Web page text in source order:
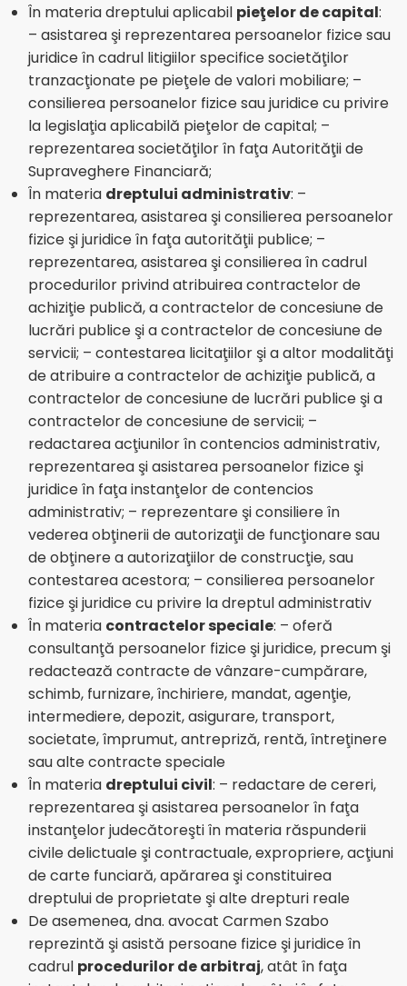
În materia dreptului aplicabil pieţelor de capital:
– asistarea şi reprezentarea persoanelor fizice sau
juridice în cadrul litigiilor specifice societăţilor
tranzacţionate pe pieţele de valori mobiliare; –
consilierea persoanelor fizice sau juridice cu privire
la legislaţia aplicabilă pieţelor de capital; –
reprezentarea societăţilor în faţa Autorităţii de
Supraveghere Financiară;
În materia dreptului administrativ: –
reprezentarea, asistarea şi consilierea persoanelor
fizice şi juridice în faţa autorităţii publice; –
reprezentarea, asistarea şi consilierea în cadrul
procedurilor privind atribuirea contractelor de
achiziţie publică, a contractelor de concesiune de
lucrări publice şi a contractelor de concesiune de
servicii; – contestarea licitaţiilor şi a altor modalităţi
de atribuire a contractelor de achiziţie publică, a
contractelor de concesiune de lucrări publice şi a
contractelor de concesiune de servicii; –
redactarea acţiunilor în contencios administrativ,
reprezentarea şi asistarea persoanelor fizice şi
juridice în faţa instanţelor de contencios
administrativ; – reprezentare şi consiliere în
vederea obţinerii de autorizaţii de funcţionare sau
de obţinere a autorizaţiilor de construcţie, sau
contestarea acestora; – consilierea persoanelor
fizice şi juridice cu privire la dreptul administrativ
În materia contractelor speciale: – oferă
consultanţă persoanelor fizice şi juridice, precum şi
redactează contracte de vânzare-cumpărare,
schimb, furnizare, închiriere, mandat, agenţie,
intermediere, depozit, asigurare, transport,
societate, împrumut, antrepriză, rentă, întreţinere
sau alte contracte speciale
În materia dreptului civil: – redactare de cereri,
reprezentarea şi asistarea persoanelor în faţa
instanţelor judecătoreşti în materia răspunderii
civile delictuale şi contractuale, expropriere, acţiuni
de carte funciară, apărarea şi constituirea
dreptului de proprietate şi alte drepturi reale
De asemenea, dna. avocat Carmen Szabo
reprezintă şi asistă persoane fizice şi juridice în
cadrul procedurilor de arbitraj, atât în faţa